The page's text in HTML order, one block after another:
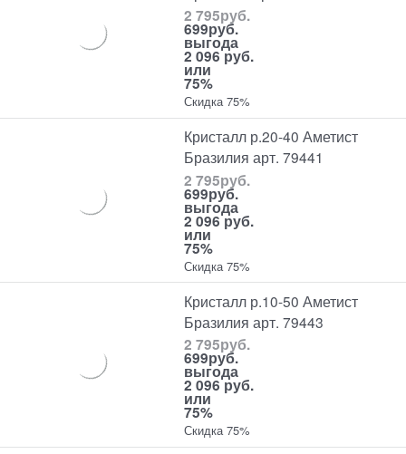
2 795руб.
699руб.
выгода
2 096 руб.
или
75%
Скидка 75%
Кристалл р.20-40 Аметист
Бразилия арт. 79441
2 795руб.
699руб.
выгода
2 096 руб.
или
75%
Скидка 75%
Кристалл р.10-50 Аметист
Бразилия арт. 79443
2 795руб.
699руб.
выгода
2 096 руб.
или
75%
Скидка 75%